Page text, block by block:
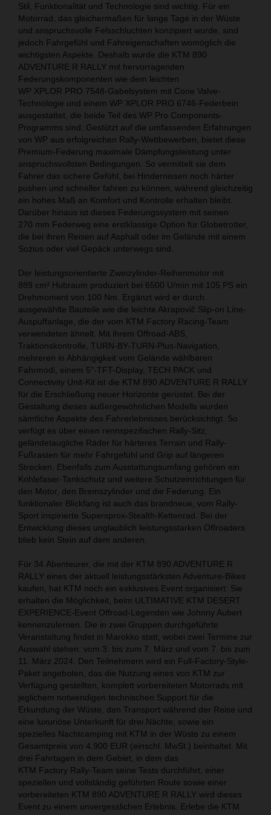
Stil, Funktionalität und Technologie sind wichtig. Für ein
Motorrad, das gleichermaßen für lange Tage in der Wüste
und anspruchsvolle Felsschluchten konzipiert wurde, sind
jedoch Fahrgefühl und Fahreigenschaften womöglich die
wichtigsten Aspekte. Deshalb wurde die KTM 890
ADVENTURE R RALLY mit hervorragenden
Federungskomponenten wie dem leichten
WP XPLOR PRO 7548-Gabelsystem mit Cone Valve-
Technologie und einem WP XPLOR PRO 6746-Federbein
ausgestattet, die beide Teil des WP Pro Components-
Programms sind. Gestützt auf die umfassenden Erfahrungen
von WP aus erfolgreichen Rally-Wettbewerben, bietet diese
Premium-Federung maximale Dämpfungsleistung unter
anspruchsvollsten Bedingungen. So vermittelt sie dem
Fahrer das sichere Gefühl, bei Hindernissen noch härter
pushen und schneller fahren zu können, während gleichzeitig
ein hohes Maß an Komfort und Kontrolle erhalten bleibt.
Darüber hinaus ist dieses Federungssystem mit seinen
270 mm Federweg eine erstklassige Option für Globetrotter,
die bei ihren Reisen auf Asphalt oder im Gelände mit einem
Sozius oder viel Gepäck unterwegs sind.
Der leistungsorientierte Zweizylinder-Reihenmotor mit
889 cm³ Hubraum produziert bei 6500 U/min mit 105 PS ein
Drehmoment von 100 Nm. Ergänzt wird er durch
ausgewählte Bauteile wie die leichte Akrapovič Slip-on Line-
Auspuffanlage, die der vom KTM Factory Racing-Team
verwendeten ähnelt. Mit ihrem Offroad-ABS,
Traktionskontrolle, TURN-BY-TURN-Plus-Navigation,
mehreren in Abhängigkeit vom Gelände wählbaren
Fahrmodi, einem 5"-TFT-Display, TECH PACK und
Connectivity Unit-Kit ist die KTM 890 ADVENTURE R RALLY
für die Erschließung neuer Horizonte gerüstet. Bei der
Gestaltung dieses außergewöhnlichen Modells wurden
sämtliche Aspekte des Fahrerlebnisses berücksichtigt. So
verfügt es über einen rennspezifischen Rally-Sitz,
geländetaugliche Räder für härteres Terrain und Rally-
Fußrasten für mehr Fahrgefühl und Grip auf längeren
Strecken. Ebenfalls zum Ausstattungsumfang gehören ein
Kohlefaser-Tankschutz und weitere Schutzeinrichtungen für
den Motor, den Bremszylinder und die Federung. Ein
funktionaler Blickfang ist auch das brandneue, vom Rally-
Sport inspirierte Supersprox-Stealth-Kettenrad. Bei der
Entwicklung dieses unglaublich leistungsstarken Offroaders
blieb kein Stein auf dem anderen.
Für 34 Abenteurer, die mit der KTM 890 ADVENTURE R
RALLY eines der aktuell leistungsstärksten Adventure-Bikes
kaufen, hat KTM noch ein exklusives Event organisiert: Sie
erhalten die Möglichkeit, beim ULTIMATIVE KTM DESERT
EXPERIENCE-Event Offroad-Legenden wie Johnny Aubert
kennenzulernen. Die in zwei Gruppen durchgeführte
Veranstaltung findet in Marokko statt, wobei zwei Termine zur
Auswahl stehen: vom 3. bis zum 7. März und vom 7. bis zum
11. März 2024. Den Teilnehmern wird ein Full-Factory-Style-
Paket angeboten, das die Nutzung eines von KTM zur
Verfügung gestellten, komplett vorbereiteten Motorrads mit
jeglichem notwendigen technischen Support für die
Erkundung der Wüste, den Transport während der Reise und
eine luxuriöse Unterkunft für drei Nächte, sowie ein
spezielles Nachtcamping mit KTM in der Wüste zu einem
Gesamtpreis von 4.900 EUR (einschl. MwSt.) beinhaltet. Mit
drei Fahrtagen in dem Gebiet, in dem das
KTM Factory Rally-Team seine Tests durchführt, einer
speziellen und vollständig geführten Route sowie einer
vorbereiteten KTM 890 ADVENTURE R RALLY wird dieses
Event zu einem unvergesslichen Erlebnis. Erlebe die KTM